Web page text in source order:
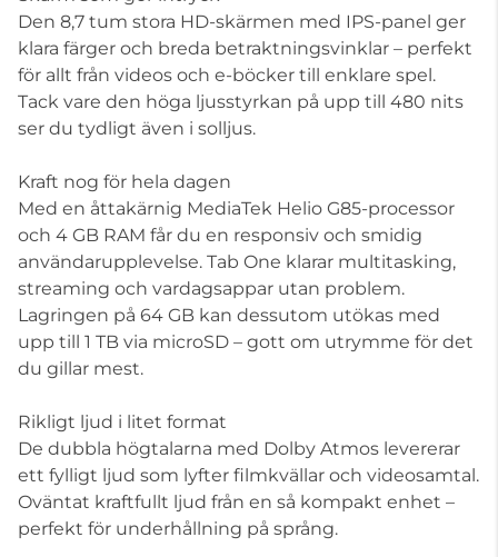
Den 8,7 tum stora HD-skärmen med IPS-panel ger
klara färger och breda betraktningsvinklar – perfekt
för allt från videos och e-böcker till enklare spel.
Tack vare den höga ljusstyrkan på upp till 480 nits
ser du tydligt även i solljus.
Kraft nog för hela dagen
Med en åttakärnig MediaTek Helio G85-processor
och 4 GB RAM får du en responsiv och smidig
användarupplevelse. Tab One klarar multitasking,
streaming och vardagsappar utan problem.
Lagringen på 64 GB kan dessutom utökas med
upp till 1 TB via microSD – gott om utrymme för det
du gillar mest.
Rikligt ljud i litet format
De dubbla högtalarna med Dolby Atmos levererar
ett fylligt ljud som lyfter filmkvällar och videosamtal.
Oväntat kraftfullt ljud från en så kompakt enhet –
perfekt för underhållning på språng.